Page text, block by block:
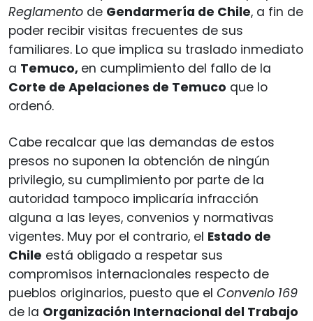
Reglamento de Gendarmería de Chile, a fin de
poder recibir visitas frecuentes de sus
familiares. Lo que implica su traslado inmediato
a Temuco, en cumplimiento del fallo de la
Corte de Apelaciones de Temuco que lo
ordenó.
Cabe recalcar que las demandas de estos
presos no suponen la obtención de ningún
privilegio, su cumplimiento por parte de la
autoridad tampoco implicaría infracción
alguna a las leyes, convenios y normativas
vigentes. Muy por el contrario, el Estado de
Chile está obligado a respetar sus
compromisos internacionales respecto de
pueblos originarios, puesto que el Convenio 169
de la Organización Internacional del Trabajo